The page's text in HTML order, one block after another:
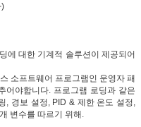
)
에 대한 기계적 솔루션이 제공되어
소프트웨어 프로그램인 운영자 패
어야합니다. 프로그램 로딩과 같은
, 경보 설정, PID & 제한 온도 설정,
변수를 따르기 위해.